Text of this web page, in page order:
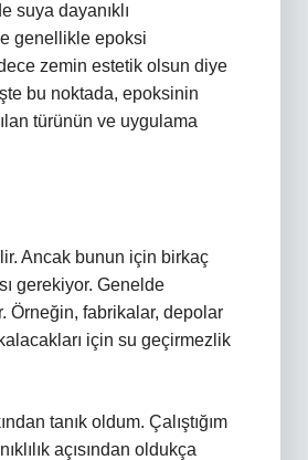
suya dayanıklı
genellikle epoksi
zemin estetik olsun diye
bu noktada, epoksinin
türünün ve uygulama
Ancak bunun için birkaç
gerekiyor. Genelde
Örneğin, fabrikalar, depolar
için su geçirmezlik
tanık oldum. Çalıştığım
açısından oldukça